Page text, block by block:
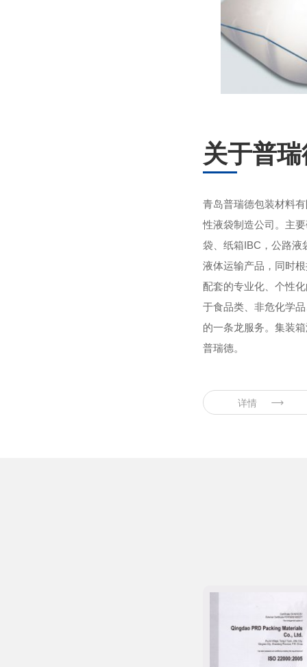
关于普
青岛普瑞德包装材料
性液袋制造公司。主
袋、纸箱IBC，公路液
液体运输产品，同时
配套的专业化、个性
于食品类、非危化学
的一条龙服务。集装
普瑞德。
详情